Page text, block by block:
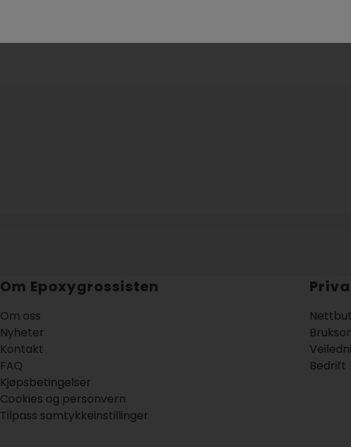
Om Epoxygrossisten
Om oss
Nyheter
Kontakt
FAQ
Kjøpsbetingelser
Cookies og personvern
Tilpass samtykkeinstillinger
Bedrift